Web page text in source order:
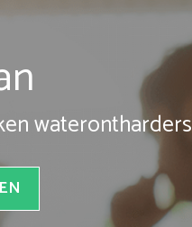
waterontharders